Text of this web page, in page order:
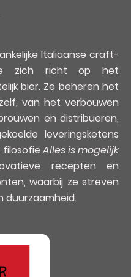
Italiaanse craft-
zich richt op het
bier. Ze beheren het
van het verbouwen
en distribueren,
leveringsketens
filosofieAlles is mogelijk
recepten en
waarbij ze streven
duurzaamheid.